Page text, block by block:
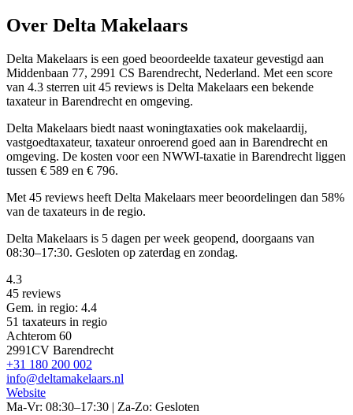
Over Delta Makelaars
Delta Makelaars is een goed beoordeelde taxateur gevestigd aan
Middenbaan 77, 2991 CS Barendrecht, Nederland. Met een score
van 4.3 sterren uit 45 reviews is Delta Makelaars een bekende
taxateur in Barendrecht en omgeving.
Delta Makelaars biedt naast woningtaxaties ook makelaardij,
vastgoedtaxateur, taxateur onroerend goed aan in Barendrecht en
omgeving. De kosten voor een NWWI-taxatie in Barendrecht liggen
tussen € 589 en € 796.
Met 45 reviews heeft Delta Makelaars meer beoordelingen dan 58%
van de taxateurs in de regio.
Delta Makelaars is 5 dagen per week geopend, doorgaans van
08:30–17:30. Gesloten op zaterdag en zondag.
4.3
45 reviews
Gem. in regio: 4.4
51 taxateurs in regio
Achterom 60
2991CV Barendrecht
+31 180 200 002
info@deltamakelaars.nl
Website
Ma-Vr: 08:30–17:30 | Za-Zo: Gesloten